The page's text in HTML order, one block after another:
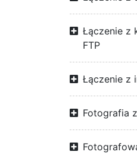
Łączenie z
FTP
Łączenie z
Fotografia